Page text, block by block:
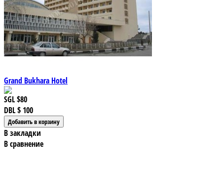
Grand Bukhara Hotel
SGL$80
DBL$ 100
В закладки
В сравнение